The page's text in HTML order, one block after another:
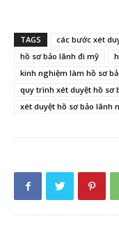
TAGS
các bước xét
hồ sơ bảo lãnh đi mỹ
kinh nghiệm làm hồ sơ
quy trình xét duyệt hồ sơ
xét duyệt hồ sơ bảo lãnh